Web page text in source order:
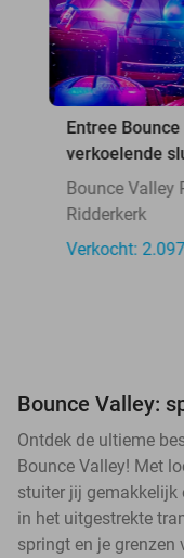
Entree
verkoelende
Bounce Valley
Ridderkerk
Verkocht: 2.097
Bounce Valley:
Ontdek de ultieme
Bounce Valley! Met
stuiter jij gemakkelijk
in het uitgestrekte
springt en je grenzen